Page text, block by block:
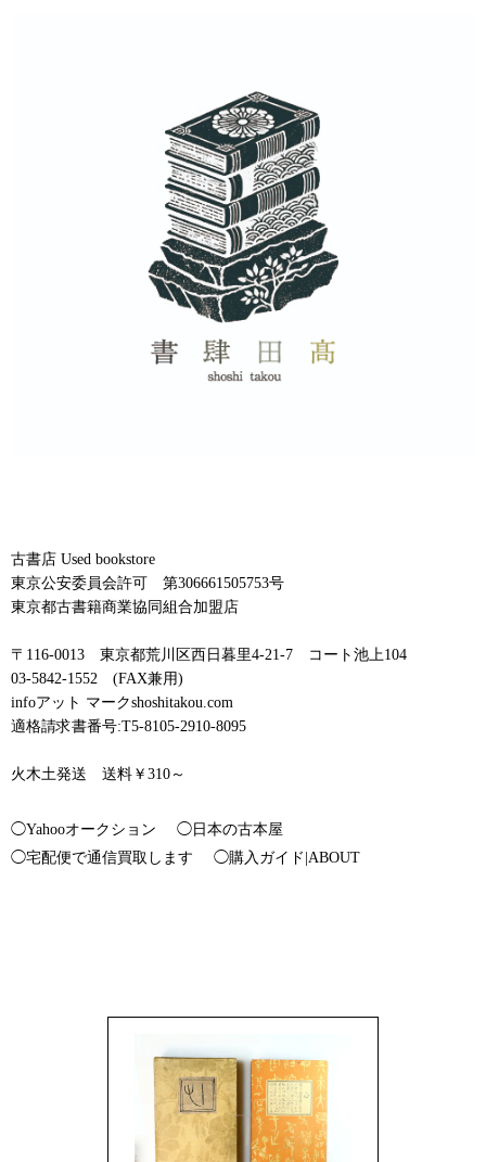
古書店 Used bookstore
東京公安委員会許可 第306661505753号
東京都古書籍商業協同組合加盟店
〒116-0013 東京都荒川区西日暮里4-21-7 コート池上104
03-5842-1552 (FAX兼用)
infoアット マークshoshitakou.com
適格請求書番号:T5-8105-2910-8095
火木土発送 送料￥310～
◯Yahooオークション
◯日本の古本屋
◯宅配便で通信買取します
◯購入ガイド|ABOUT